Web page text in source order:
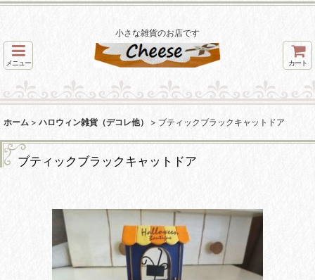
小さな雑貨のお店です
メニュー カート
ホーム > ハロウィン雑貨（デコレ他） > ブティックブラックキャットドア
ブティックブラックキャットドア